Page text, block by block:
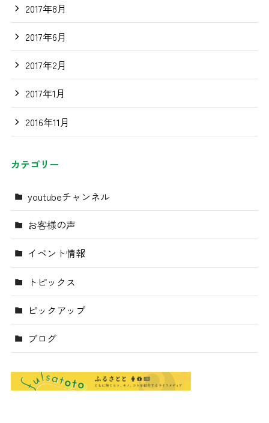
2017年8月
2017年6月
2017年2月
2017年1月
2016年11月
カテゴリー
youtubeチャンネル
お客様の声
イベント情報
トピックス
ピックアップ
ブログ